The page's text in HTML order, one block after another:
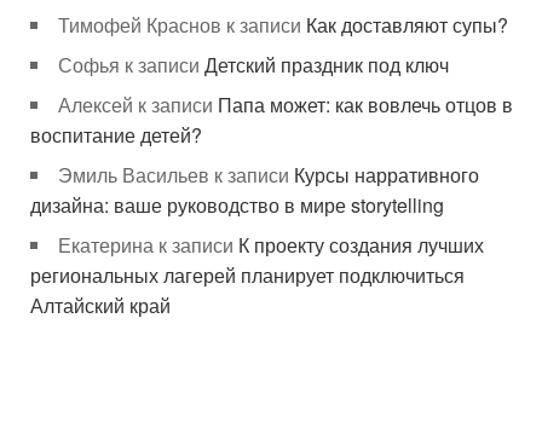
Тимофей Краснов к записи Как доставляют супы?
Софья к записиДетский праздник под ключ
Алексей к записи Папа может: как вовлечь отцов в
воспитание детей?
Эмиль Васильев к записи Курсы нарративного
дизайна: ваше руководство в мире storytelling
Екатерина к записи К проекту создания лучших
региональных лагерей планирует подключиться
Алтайский край